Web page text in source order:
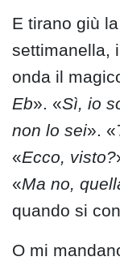
E tirano giù
settimanella,
onda il
Eb». «Sì, io
non lo sei». «
«Ecco, visto?
«Ma no,
quando si
O mi